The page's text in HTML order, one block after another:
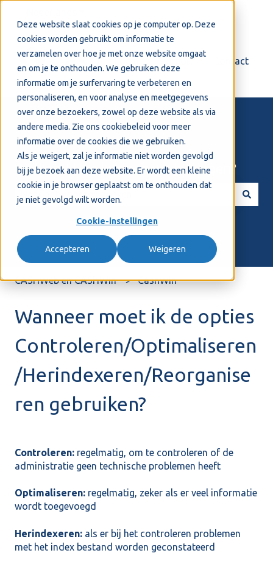
Deze website slaat cookies op je computer op. Deze
cookies worden gebruikt om informatie te
verzamelen over hoe je met onze website omgaat
en om je te onthouden. We gebruiken deze
informatie om je surfervaring te verbeteren en
personaliseren, en voor analyse en meetgegevens
over onze bezoekers, zowel op deze website als via
andere media. Zie ons cookiebeleid voor meer
informatie over de cookies die we gebruiken.
Als je weigert, zal je informatie niet worden gevolgd
bij je bezoek aan deze website. Er wordt een kleine
cookie in je browser geplaatst om te onthouden dat
je niet gevolgd wilt worden.
Cookie-instellingen
Accepteren Weigeren
Support Contact
Welkom! Hoe kunnen we je helpen?
CASHWeb en CASHWin CashWin
Wanneer moet ik de opties
Controleren/Optimaliseren
/Herindexeren/Reorganise
ren gebruiken?
Controleren: regelmatig, om te controleren of de
administratie geen technische problemen heeft
Optimaliseren: regelmatig, zeker als er veel informatie
wordt toegevoegd
Herindexeren: als er bij het controleren problemen
met het index bestand worden geconstateerd